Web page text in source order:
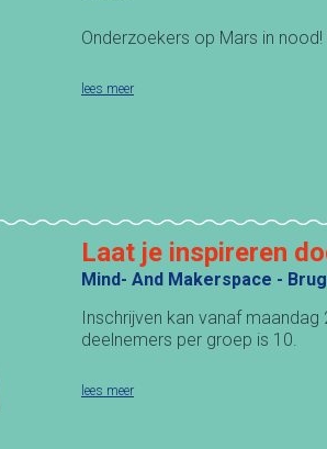
Onderzoekers op Mars in nood!
lees meer
Laat je inspireren
Mind- And Makerspace -
Inschrijven kan vanaf
deelnemers per groep is 10.
lees meer